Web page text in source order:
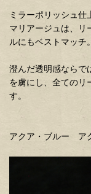
ミラーポリッシュ
マリアージュは、リ
ルにもベストマッチ。
澄んだ透明感ならで
を虜にし、全てのリ
す。
アクア・ブルー ア